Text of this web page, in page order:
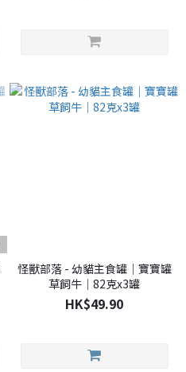
怪獸部落 - 幼貓主食罐｜寶寶罐
草飼牛｜82克x3罐
HK$49.90